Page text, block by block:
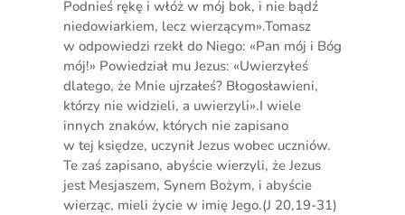
Podnieś rękę i włóż w mój bok, i nie bądź
niedowiarkiem, lecz wierzącym».Tomasz
w odpowiedzi rzekł do Niego: «Pan mój i Bóg
mój!» Powiedział mu Jezus: «Uwierzyłeś
dlatego, że Mnie ujrzałeś? Błogosławieni,
którzy nie widzieli, a uwierzyli».I wiele
innych znaków, których nie zapisano
w tej księdze, uczynił Jezus wobec uczniów.
Te zaś zapisano, abyście wierzyli, że Jezus
jest Mesjaszem, Synem Bożym, i abyście
wierząc, mieli życie w imię Jego.(J 20,19-31)